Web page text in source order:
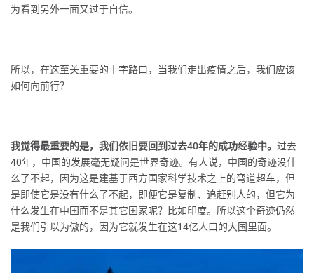
为看到另外一面又过于自信。
所以，在这至关重要的十字路口，当我们走出疫情之后，我们应该
如何向前行？
我觉得最重要的是，我们依旧要回到过去40年的成功经验中。 过去
40年，中国的发展毫无疑问是世界奇迹。有人说，中国的奇迹没什
么了不起，因为这是建基于西方国家科学技术之上的弯道超车，但
是即使它是没有什么了不起，即便它是复制、追赶别人的，但它为
什么发生在中国而不是其它国家呢？比如印度。所以这个奇迹仍然
是我们引以为傲的，因为它就发生在这14亿人口的大国里面。